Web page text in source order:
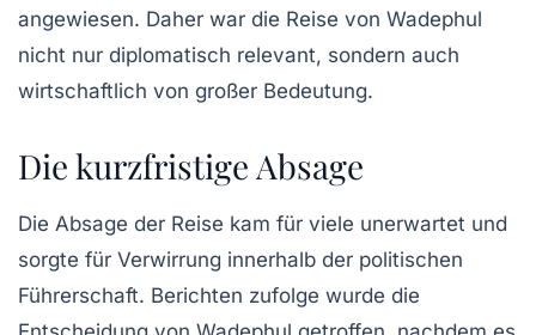
angewiesen. Daher war die Reise von Wadephul
nicht nur diplomatisch relevant, sondern auch
wirtschaftlich von großer Bedeutung.
Die kurzfristige Absage
Die Absage der Reise kam für viele unerwartet und
sorgte für Verwirrung innerhalb der politischen
Führerschaft. Berichten zufolge wurde die